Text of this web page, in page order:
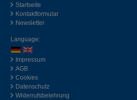
Startseite
Kontaktformular
Newsletter
Language:
Impressum
AGB
Cookies
Datenschutz
Widerrufsbelehrung